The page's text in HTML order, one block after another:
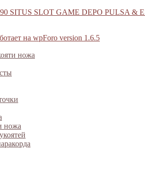
SITUS SLOT GAME DEPO PULSA &
на wpForo version 1.6.5
ножа
ножа